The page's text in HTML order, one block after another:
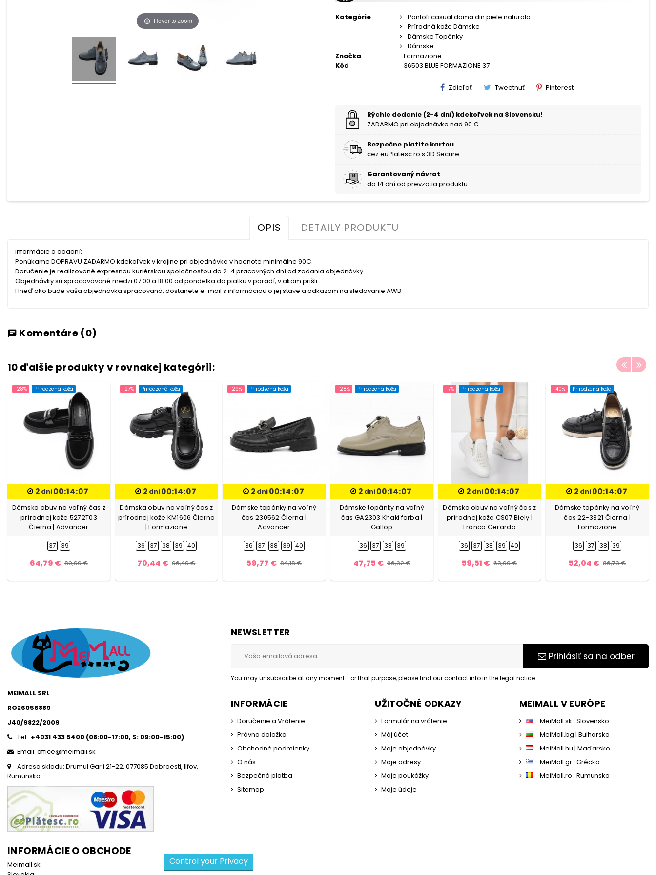
Hover to zoom Kategórie
Pantofi casual dama din piele naturala
Prírodná koža Dámske
Dámske Topánky
Dámske
Značka
Formazione
Kód
36503 BLUE FORMAZIONE 37
Zdieľať Tweetnuť Pinterest
Rýchle dodanie (2-4 dni) kdekoľvek na Slovensku!
ZADARMO pri objednávke nad 90 €
Bezpečne platíte kartou
cez euPlatesc.ro s 3D Secure
Garantovaný návrat
do 14 dní od prevzatia produktu
OPIS DETAILY PRODUKTU
Informácie o dodaní:
Ponúkame DOPRAVU ZADARMO kdekoľvek v krajine pri objednávke v hodnote minimálne 90€.
Doručenie je realizované expresnou kuriérskou spoločnosťou do 2-4 pracovných dní od zadania objednávky.
Objednávky sú spracovávané medzi 07:00 a 18:00 od pondelka do piatku v poradí, v akom prišli.
Hneď ako bude vaša objednávka spracovaná, dostanete e-mail s informáciou o jej stave a odkazom na sledovanie AWB.
chat Komentáre (0)
10 ďalšie produkty v rovnakej kategórii:
-28% Prirodzená koža
2 dni00:14:06
Dámska obuv na voľný čas z
prírodnej kože 5272T03
Čierna | Advancer
37 39
64,79 € 89,99 €
-27% Prirodzená koža
2 dni00:14:06
Dámska obuv na voľný čas z
prírodnej kože KM1606 Čierna
| Formazione
36 37 38 39 40
70,44 € 96,49 €
-29% Prirodzená koža
2 dni00:14:06
Dámske topánky na voľný
čas 230562 Čierna |
Advancer
36 37 38 39 40
59,77 € 84,18 €
-28% Prirodzená koža
2 dni00:14:06
Dámske topánky na voľný
čas GA2303 Khaki farba |
Gallop
36 37 38 39
47,75 € 66,32 €
-7% Prirodzená koža
2 dni00:14:06
Dámska obuv na voľný čas z
prírodnej kože CS07 Biely |
Franco Gerardo
36 37 38 39 40
59,51 € 63,99 €
-40% Prirodzená koža
2 dni00:14:06
Dámske topánky na voľný
čas 22-3321 Čierna |
Formazione
36 37 38 39
52,04 € 86,73 €
MEIMALL SRL
RO26056889
J40/9822/2009
Tel.: +4031 433 5400 (08:00-17:00, S: 09:00-15:00)
Email: office@meimall.sk
Adresa skladu: Drumul Garii 21-22, 077085 Dobroesti, Ilfov,
Rumunsko
NEWSLETTER
Prihlásiť sa na odber
You may unsubscribe at any moment. For that purpose, please find our contact info in the legal notice.
INFORMÁCIE
Doručenie a Vrátenie
Právna doložka
Obchodné podmienky
O nás
Bezpečná platba
Sitemap
UŽITOČNÉ ODKAZY
Formulár na vrátenie
Môj účet
Moje objednávky
Moje adresy
Moje poukážky
Moje údaje
MEIMALL V EURÓPE
MeiMall.sk | Slovensko
MeiMall.bg | Bulharsko
MeiMall.hu | Maďarsko
MeiMall.gr | Grécko
MeiMall.ro | Rumunsko
INFORMÁCIE O OBCHODE
Meimall.sk
Control your Privacy